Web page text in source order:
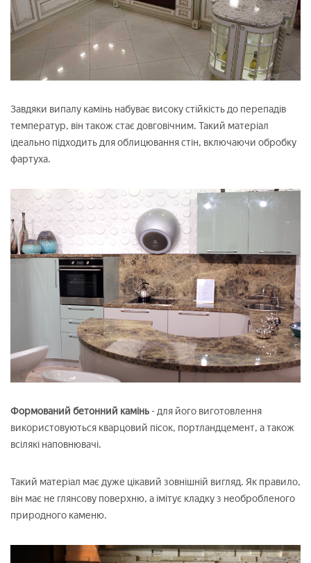
Завдяки випалу камінь набуває високу стійкість до перепадів
температур, він також стає довговічним. Такий матеріал
ідеально підходить для облицювання стін, включаючи обробку
фартуха.
Формований бетонний камінь - для його виготовлення
використовуються кварцовий пісок, портландцемент, а також
всілякі наповнювачі.
Такий матеріал має дуже цікавий зовнішній вигляд. Як правило,
він має не глянсову поверхню, а імітує кладку з необробленого
природного каменю.